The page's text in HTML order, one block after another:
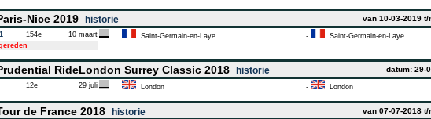
Nice 2019 historie van 10-03-2019 t/
154e 10 maart Saint-Germain-en-Laye - Saint-Germain-en-Laye
RideLondon Surrey Classic 2018 historie datum: 29-
12e 29 juli London - London
de France 2018 historie van 07-07-2018 t/